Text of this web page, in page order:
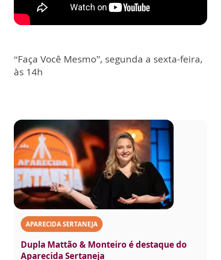
“Faça Você Mesmo”, segunda a sexta-feira,
às 14h
APARECIDA SERTANEJA
Dupla Mattão & Monteiro é destaque do
Aparecida Sertaneja